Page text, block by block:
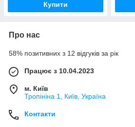
Купити
Про нас
58% позитивних з 12 відгуків за рік
Працює з 10.04.2023
м. Київ
Тропініна 1, Київ, Україна
Контакти